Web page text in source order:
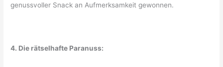
genussvoller Snack an Aufmerksamkeit gewonnen.
4. Die rätselhafte Paranuss: